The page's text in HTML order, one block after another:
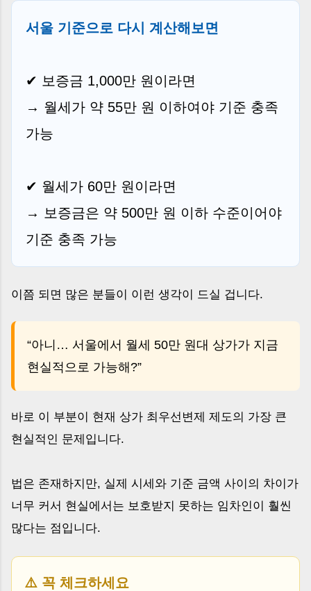
서울 기준으로 다시 계산해보면
✔ 보증금 1,000만 원이라면
→ 월세가 약 55만 원 이하여야 기준 충족
가능
✔ 월세가 60만 원이라면
→ 보증금은 약 500만 원 이하 수준이어야
기준 충족 가능
이쯤 되면 많은 분들이 이런 생각이 드실 겁니다.
“아니… 서울에서 월세 50만 원대 상가가 지금
현실적으로 가능해?”
바로 이 부분이 현재 상가 최우선변제 제도의 가장 큰
현실적인 문제입니다.
법은 존재하지만, 실제 시세와 기준 금액 사이의 차이가
너무 커서 현실에서는 보호받지 못하는 임차인이 훨씬
많다는 점입니다.
⚠️ 꼭 체크하세요